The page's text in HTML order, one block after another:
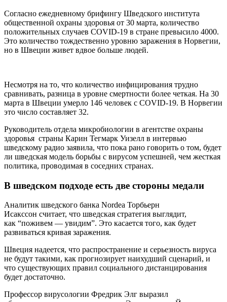
Согласно ежедневному брифингу Шведского института
общественной охраны здоровья от 30 марта, количество
положительных случаев COVID-19 в стране превысило 4000.
Это количество тождественно уровню заражения в Норвегии,
но в Швеции живет вдвое больше людей.
Несмотря на то, что количество инфицирования трудно
сравнивать, разница в уровне смертности более четкая. На 30
марта в Швеции умерло 146 человек с COVID-19. В Норвегии
это число составляет 32.
Руководитель отдела микробиологии в агентстве охраны
здоровья страны Карин Тегмарк Уизелл в интервью
шведскому радио заявила, что пока рано говорить о том, будет
ли шведская модель борьбы с вирусом успешней, чем жесткая
политика, проводимая в соседних странах.
В шведском подходе есть две стороны медали
Аналитик шведского банка Nordea Торбьерн
Исакссон считает, что шведская стратегия выглядит,
как “поживем — увидим”. Это касается того, как будет
развиваться кривая заражения.
Швеция надеется, что распространение и серьезность вируса
не будут такими, как прогнозирует наихудший сценарий, и
что существующих правил социального дистанцирования
будет достаточно.
Профессор вирусологии Фредрик Элг выразил